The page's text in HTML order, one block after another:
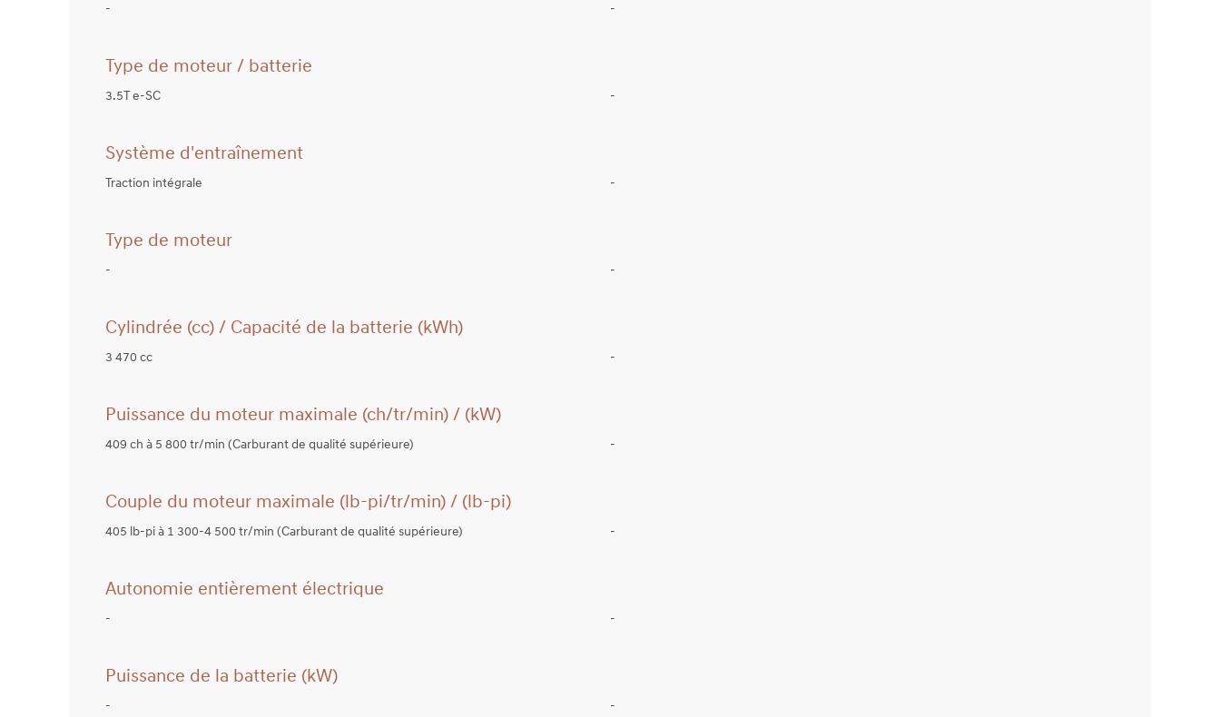
- -
Type de moteur / batterie
3.5T e-SC -
Système d'entraînement
Traction intégrale -
Type de moteur
- -
Cylindrée (cc) / Capacité de la batterie (kWh)
3 470 cc -
Puissance du moteur maximale (ch/tr/min) / (kW)
409 ch à 5 800 tr/min (Carburant de qualité supérieure) -
Couple du moteur maximale (lb-pi/tr/min) / (lb-pi)
405 lb-pi à 1 300-4 500 tr/min (Carburant de qualité supérieure) -
Autonomie entièrement électrique
- -
Puissance de la batterie (kW)
- -